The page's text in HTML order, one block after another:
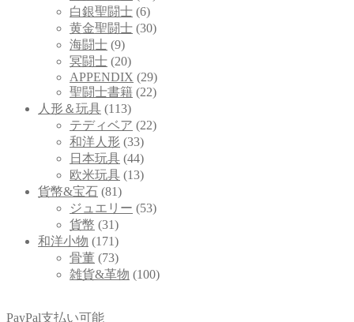
白銀聖闘士 (6)
黄金聖闘士 (30)
海闘士 (9)
冥闘士 (20)
APPENDIX (29)
聖闘士書籍 (22)
人形＆玩具 (113)
テディベア (22)
和洋人形 (33)
日本玩具 (44)
欧米玩具 (13)
貨幣&宝石 (81)
ジュエリー (53)
貨幣 (31)
和洋小物 (171)
骨董 (73)
雑貨&革物 (100)
PayPal支払い可能